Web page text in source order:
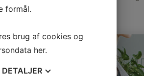
formål.
brug af cookies og
her.
DETALJER